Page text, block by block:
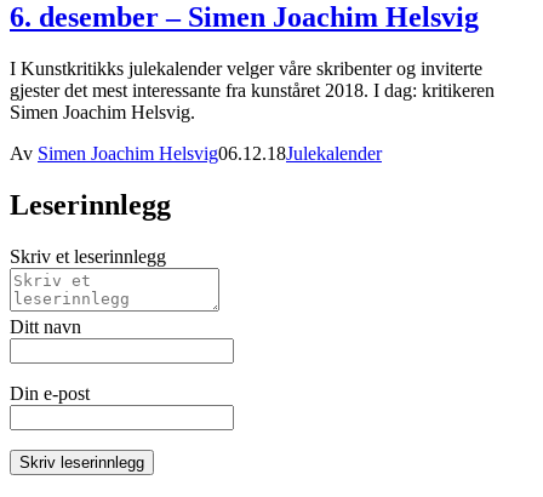
6. desember – Simen Joachim Helsvig
I Kunstkritikks julekalender velger våre skribenter og inviterte
gjester det mest interessante fra kunståret 2018. I dag: kritikeren
Simen Joachim Helsvig.
Av Simen Joachim Helsvig06.12.18Julekalender
Leserinnlegg
Skriv et leserinnlegg
Ditt navn
Din e-post
Skriv leserinnlegg